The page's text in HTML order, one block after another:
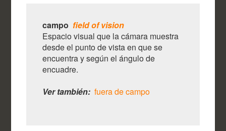
campo field of vision
Espacio visual que la cámara muestra
desde el punto de vista en que se
encuentra y según el ángulo de
encuadre.
Ver también: fuera de campo